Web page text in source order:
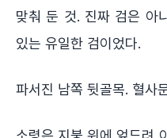
맞춰 둔 것. 진짜 검은 아
있는 유일한 검이었다.
파서진 남쪽 뒷골목. 혈사